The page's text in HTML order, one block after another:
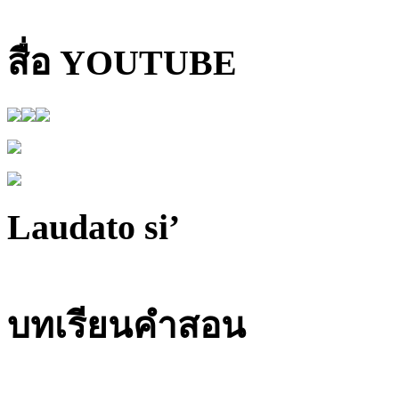
สื่อ YOUTUBE
Laudato si’
บทเรียนคำสอน